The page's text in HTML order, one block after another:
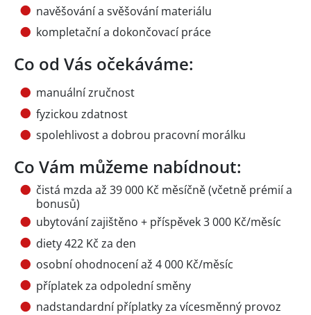
navěšování a svěšování materiálu
kompletační a dokončovací práce
Co od Vás očekáváme:
manuální zručnost
fyzickou zdatnost
spolehlivost a dobrou pracovní morálku
Co Vám můžeme nabídnout:
čistá mzda až 39 000 Kč měsíčně (včetně prémií a
bonusů)
ubytování zajištěno + příspěvek 3 000 Kč/měsíc
diety 422 Kč za den
osobní ohodnocení až 4 000 Kč/měsíc
příplatek za odpolední směny
nadstandardní příplatky za vícesměnný provoz